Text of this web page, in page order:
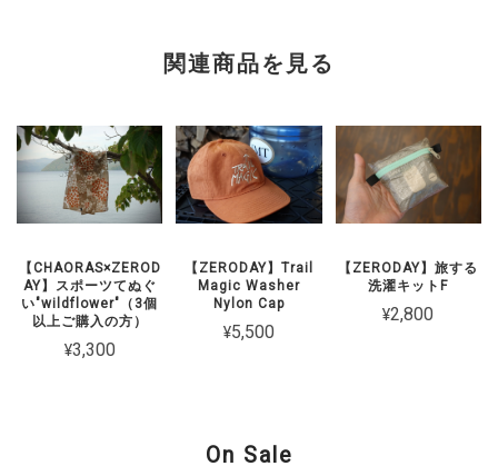
関連商品を見る
【CHAORAS×ZEROD
AY】スポーツてぬぐ
い"wildflower"（3個
以上ご購入の方）
¥3,300
【ZERODAY】Trail
Magic Washer
Nylon Cap
¥5,500
【ZERODAY】旅する
洗濯キットF
¥2,800
On Sale